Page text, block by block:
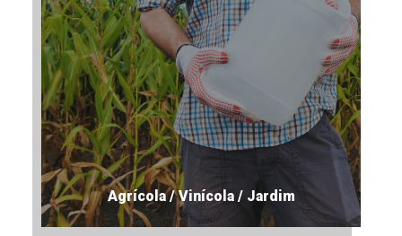
Agrícola / Vinícola / Jardim